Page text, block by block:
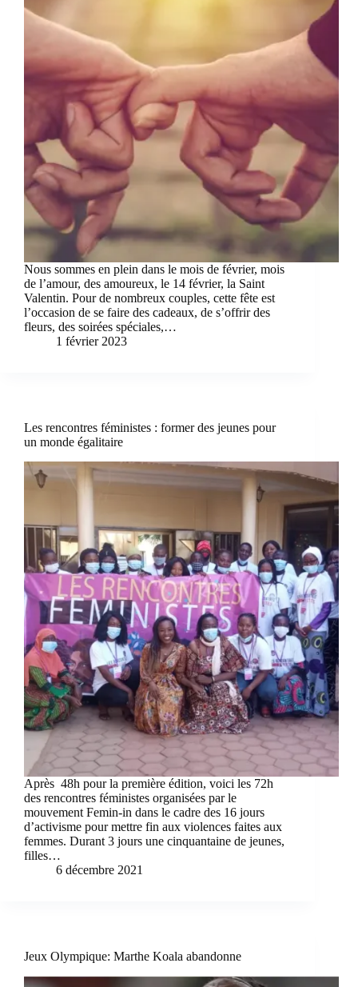
Nous sommes en plein dans le mois de février, mois
de l’amour, des amoureux, le 14 février, la Saint
Valentin. Pour de nombreux couples, cette fête est
l’occasion de se faire des cadeaux, de s’offrir des
fleurs, des soirées spéciales,…
1 février 2023
Les rencontres féministes : former des jeunes pour
un monde égalitaire
Après 48h pour la première édition, voici les 72h
des rencontres féministes organisées par le
mouvement Femin-in dans le cadre des 16 jours
d’activisme pour mettre fin aux violences faites aux
femmes. Durant 3 jours une cinquantaine de jeunes,
filles…
6 décembre 2021
Jeux Olympique: Marthe Koala abandonne